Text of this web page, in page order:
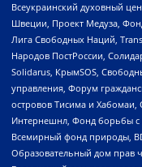
Всеукраинский духовный
Швеции, Проект Медуза,
Лига Свободных Наций,
Народов ПостРоссии,
Solidarus, КрымSOS,
управления, Форум
островов Тисима и Хабомаи,
Интернешнл, Фонд борьбы с
Всемирный фонд природы,
Образовательный дом прав